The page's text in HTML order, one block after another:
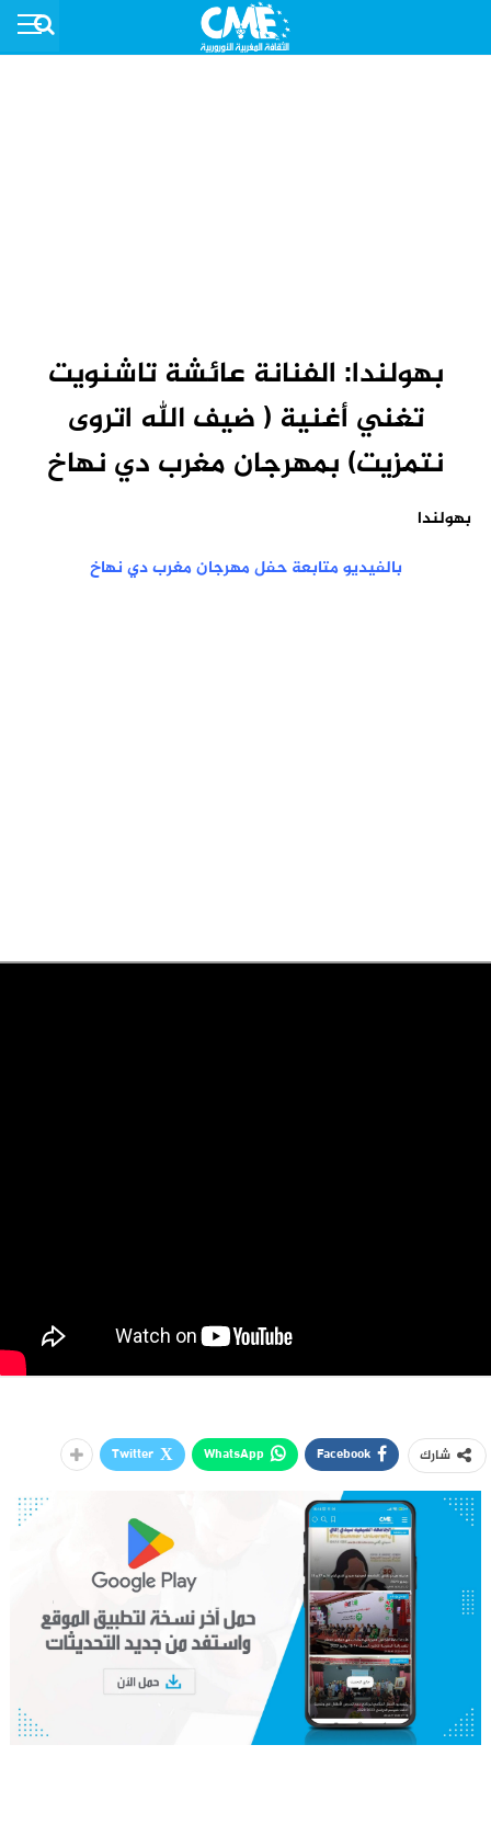
بهولندا: الفنانة عائشة تاشنويت
تغني أغنية ( ضيف الله اتروى
نتمزيت) بمهرجان مغرب دي نهاخ
بهولندا
بالفيديو متابعة حفل مهرجان مغرب دي نهاخ
شارك Facebook
WhatsApp
Twitter